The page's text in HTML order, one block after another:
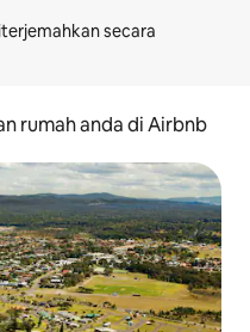
secara
rumah anda di Airbnb